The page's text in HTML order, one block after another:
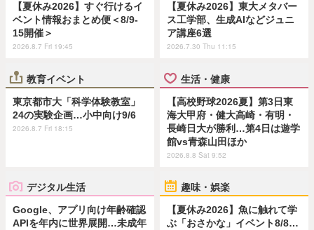
【夏休み2026】すぐ行けるイ
ベント情報おまとめ便＜8/9-
15開催＞
2026.8.7 Fri 19:45
【夏休み2026】東大メタバー
ス工学部、生成AIなどジュニ
ア講座6選
2026.7.30 Thu 11:15
教育イベント
東京都市大「科学体験教室」
24の実験企画…小中向け9/6
2026.8.7 Fri 18:15
生活・健康
【高校野球2026夏】第3日東
海大甲府・健大高崎・有明・
長崎日大が勝利…第4日は遊学
館vs青森山田ほか
2026.8.8 Sat 9:52
デジタル生活
Google、アプリ向け年齢確認
APIを年内に世界展開…未成年
趣味・娯楽
【夏休み2026】魚に触れて学
ぶ「おさかな」イベント8/8…